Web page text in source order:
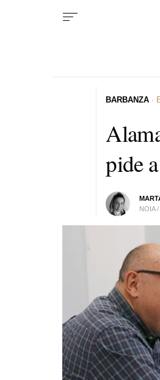
pide
NOIA
BARBANZA ·